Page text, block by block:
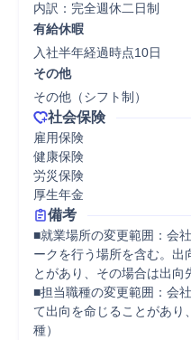
内訳：完全週休二日制
有給休暇
入社半年経過時点10日
その他
その他（シフト制）
社会保険
雇用保険
健康保険
労災保険
厚生年金
備考
■就業場所の変更範囲：会
ークを行う場所を含む。出
とがあり、その場合は出向
■担当職種の変更範囲：会
て出向を命じることがあり
種）